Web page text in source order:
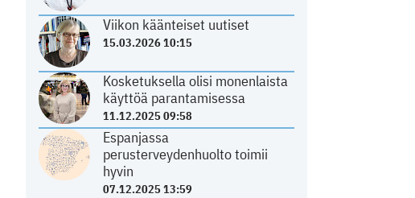
Viikon käänteiset uutiset
15.03.2026 10:15
Kosketuksella olisi monenlaista
käyttöä parantamisessa
11.12.2025 09:58
Espanjassa
perusterveydenhuolto toimii
hyvin
07.12.2025 13:59